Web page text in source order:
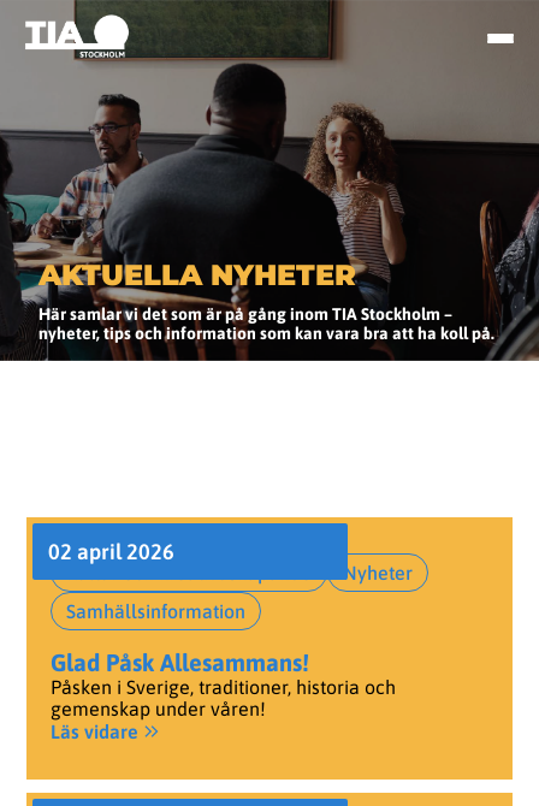
AKTUELLA NYHETER
Här samlar vi det som är på gång inom TIA Stockholm –
nyheter, tips och information som kan vara bra att ha koll på.
02 april 2026
Nyheter
Samhällsinformation
Glad Påsk Allesammans!
Påsken i Sverige, traditioner, historia och
gemenskap under våren!
Läs vidare